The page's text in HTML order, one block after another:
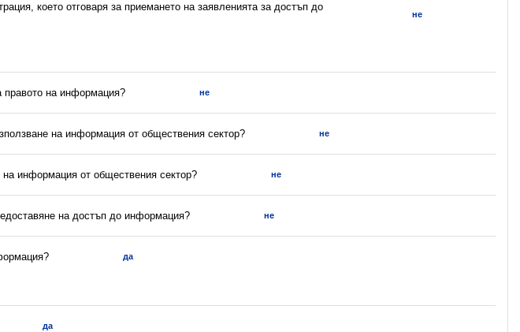
което отговаря за приемането на заявленията за достъп до
не
правото на информация? не
на информация от обществения сектор? не
информация от обществения сектор? не
на достъп до информация? не
да
да